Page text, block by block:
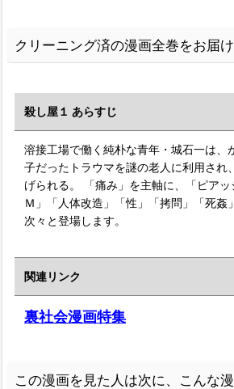
クリーニング済の漫画全巻をお届け
殺し屋１ あらすじ
溶接工場で働く純朴な青年・城石一は、
子だったトラウマを謎の老人に利用され
げられる。 「痛み」を主軸に、「ピアッ
Ｍ」「人体改造」「性」「拷問」「死姦
次々と登場します。
関連リンク
裏社会漫画特集
この漫画を見た人は次に、こんな